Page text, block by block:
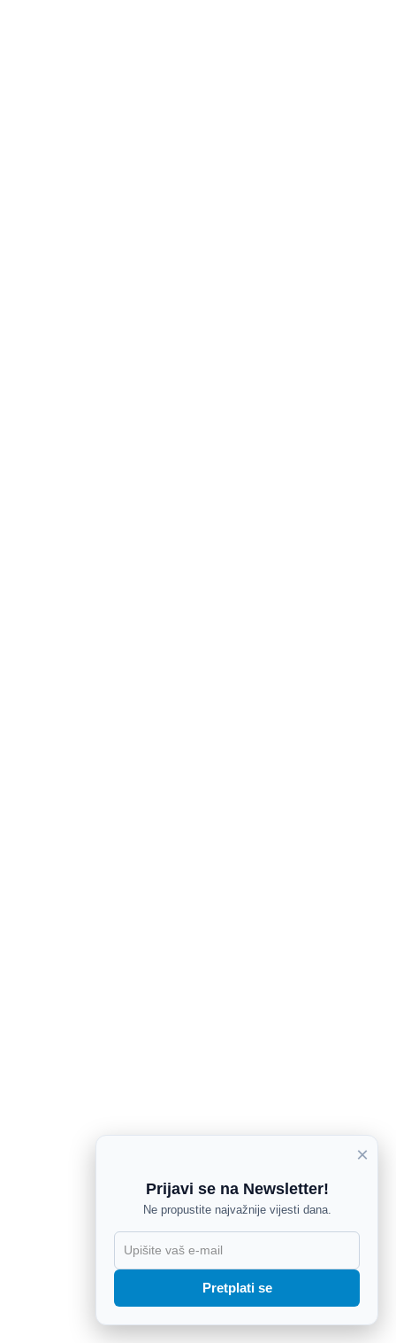
×
Prijavi se na Newsletter!
Ne propustite najvažnije vijesti dana.
Pretplati se